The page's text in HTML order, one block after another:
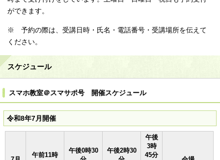
ができます。
※ 予約の際は、受講日時・氏名・電話番号・受講場所を伝えて
ください。
スケジュール
スマホ教室＠スマサポ号 開催スケジュール
令和8年7月開催
午前11時
午後0時30
午後2時30
午後
3時
45分